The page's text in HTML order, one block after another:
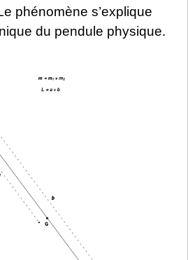
phénomène s’explique
du pendule physique.